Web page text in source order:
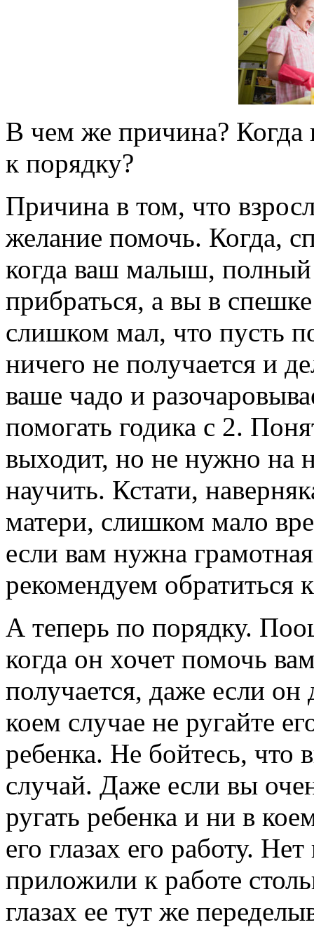
В чем же причина? Когда
к порядку?
Причина в том, что
желание помочь. Когда,
когда ваш малыш, полный
прибраться, а вы в
слишком мал, что пусть
ничего не получается и
ваше чадо и
помогать годика с 2.
выходит, но не нужно на
научить. Кстати,
матери, слишком мало
если вам нужна
рекомендуем обратиться
А теперь по порядку.
когда он хочет помочь
получается, даже если
коем случае не ругайте
ребенка. Не бойтесь, что
случай. Даже если вы
ругать ребенка и ни в
его глазах его работу.
приложили к работе
глазах ее тут же